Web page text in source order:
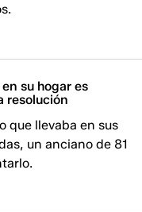
su hogar es
resolución
que llevaba en sus
un anciano de 81